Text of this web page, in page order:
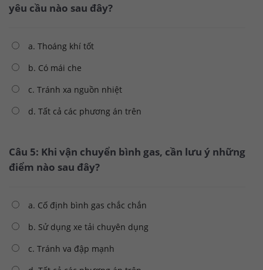
yêu cầu nào sau đây?
a. Thoáng khí tốt
b. Có mái che
c. Tránh xa nguồn nhiệt
d. Tất cả các phương án trên
Câu 5: Khi vận chuyển bình gas, cần lưu ý những
điểm nào sau đây?
a. Cố định bình gas chắc chắn
b. Sử dụng xe tải chuyên dụng
c. Tránh va đập mạnh